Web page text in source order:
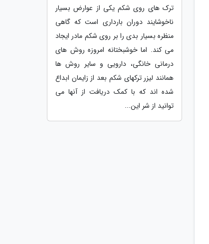
ترک های روی شکم یکی از عوارض بسیار
ناخوشایند دوران بارداری است که گاهی
منظره بسیار بدی را بر روی شکم مادر ایجاد
می کند. اما خوشبختانه امروزه روش های
درمانی خانگی، دارویی و سایر روش ها
همانند لیزر ترکهای شکم بعد از زایمان ابداع
شده اند که با کمک دریافت از آنها می
توانید از شر این...